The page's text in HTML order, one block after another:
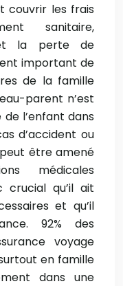
couvrir les frais
sanitaire,
et la perte de
important de
de la famille
parent n’est
l’enfant dans
d’accident ou
être amené
médicales
qu’il ait
et qu’il
92% des
voyage
en famille
dans une